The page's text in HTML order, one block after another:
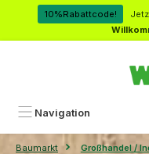
Zum Hauptinhalt springen
10%Rabattcode!
Navigation
Baumarkt Großhandel /